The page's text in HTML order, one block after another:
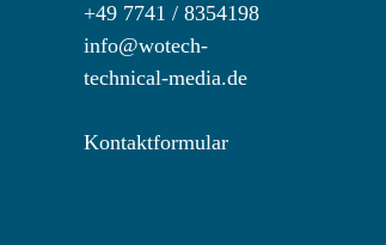
+49 7741 / 8354198
info@wotech-
technical-media.de
Kontaktformular